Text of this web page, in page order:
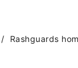
Rashguards